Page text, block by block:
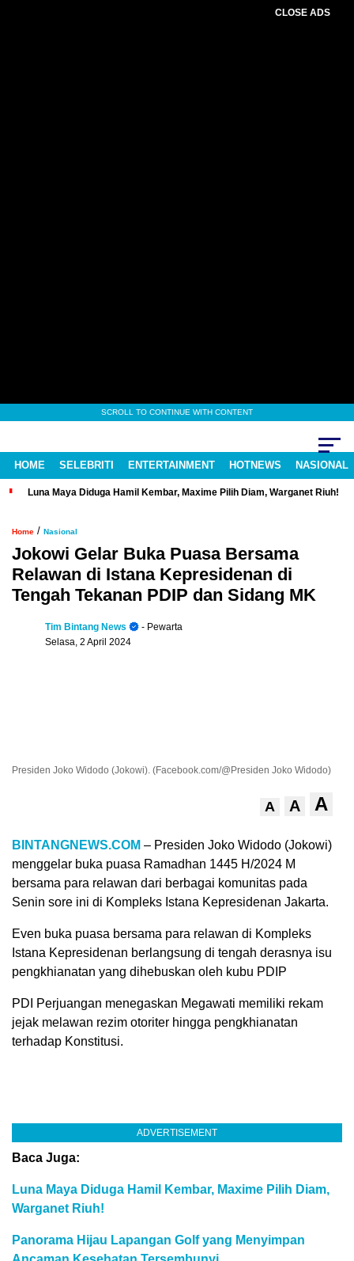
CLOSE ADS
SCROLL TO CONTINUE WITH CONTENT
HOME SELEBRITI ENTERTAINMENT HOTNEWS NASIONAL
Luna Maya Diduga Hamil Kembar, Maxime Pilih Diam, Warganet Riuh!
Home / Nasional
Jokowi Gelar Buka Puasa Bersama
Relawan di Istana Kepresidenan di
Tengah Tekanan PDIP dan Sidang MK
Tim Bintang News
- Pewarta
Selasa, 2 April 2024
Presiden Joko Widodo (Jokowi). (Facebook.com/@Presiden Joko Widodo)
A A A
BINTANGNEWS.COM – Presiden Joko Widodo (Jokowi)
menggelar buka puasa Ramadhan 1445 H/2024 M
bersama para relawan dari berbagai komunitas pada
Senin sore ini di Kompleks Istana Kepresidenan Jakarta.
Even buka puasa bersama para relawan di Kompleks
Istana Kepresidenan berlangsung di tengah derasnya isu
pengkhianatan yang dihebuskan oleh kubu PDIP
PDI Perjuangan menegaskan Megawati memiliki rekam
jejak melawan rezim otoriter hingga pengkhianatan
terhadap Konstitusi.
ADVERTISEMENT
Baca Juga:
Luna Maya Diduga Hamil Kembar, Maxime Pilih Diam,
Warganet Riuh!
Panorama Hijau Lapangan Golf yang Menyimpan